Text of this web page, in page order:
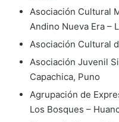
Asociación Cultural
Andino Nueva Era –
Asociación Cultural
Asociación Juvenil
Capachica, Puno
Agrupación de
Los Bosques –